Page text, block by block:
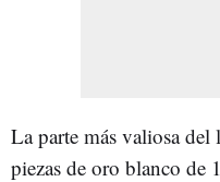
La parte más valiosa del
piezas de oro blanco de